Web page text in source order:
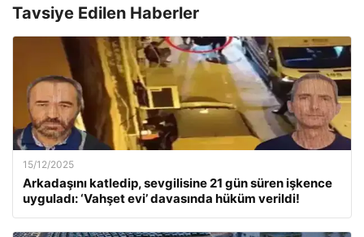
Tavsiye Edilen Haberler
15/12/2025
Arkadaşını katledip, sevgilisine 21 gün süren işkence
uyguladı: ‘Vahşet evi’ davasında hüküm verildi!